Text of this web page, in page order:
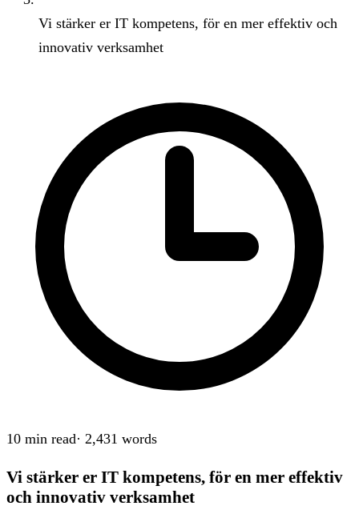
Vi stärker er IT kompetens, för en mer effektiv och
innovativ verksamhet
10 min read· 2,431 words
Vi stärker er IT kompetens, för en mer effektiv
och innovativ verksamhet